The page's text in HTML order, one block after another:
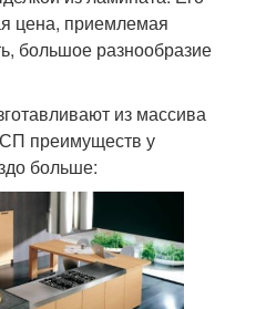
цена, приемлемая
большое разнообразие
из массива
преимуществ у
больше: